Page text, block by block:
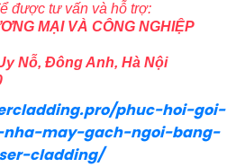
được tư vấn và hỗ trợ:
MẠI VÀ CÔNG NGHIỆP
Nỗ, Đông Anh, Hà Nội
phuc-hoi-goi-
may-gach-ngoi-bang-
cladding/